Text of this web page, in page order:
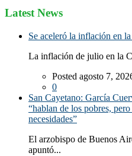
Latest News
Se aceleró la inflación en
La inflación de julio en la
Posted agosto 7,
0
San Cayetano: García
“hablan de los pobres,
necesidades”
El arzobispo de Buenos
apuntó...